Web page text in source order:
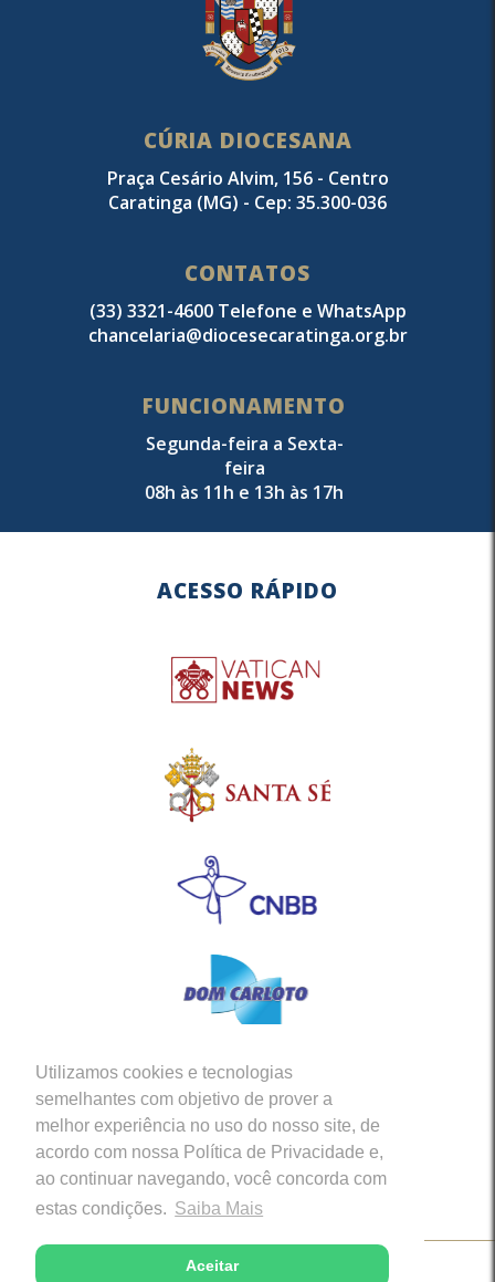
Utilizamos cookies e tecnologias
semelhantes com objetivo de prover a
melhor experiência no uso do nosso site, de
acordo com nossa Política de Privacidade e,
ao continuar navegando, você concorda com
estas condições. Saiba Mais
Aceitar
CÚRIA DIOCESANA
Praça Cesário Alvim, 156 - Centro
Caratinga (MG) - Cep: 35.300-036
CONTATOS
(33) 3321-4600 Telefone e WhatsApp
chancelaria@diocesecaratinga.org.br
FUNCIONAMENTO
Segunda-feira a Sexta-
feira
08h às 11h e 13h às 17h
ACESSO RÁPIDO
Siga-nos em nossas Redes Sociais
Copyright © 2026 - Diocese de Caratinga (MG)